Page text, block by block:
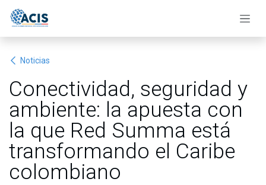
Noticias
Conectividad, seguridad y
ambiente: la apuesta con
la que Red Summa está
transformando el Caribe
colombiano